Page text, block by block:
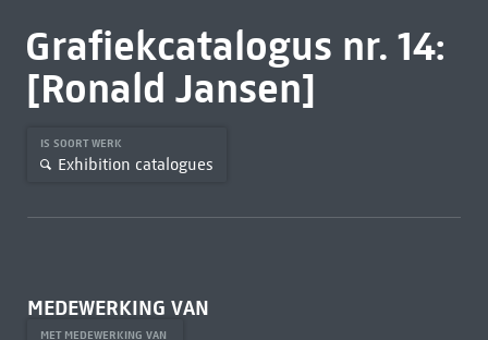
Grafiekcatalogus nr. 14:
[Ronald Jansen]
IS SOORT WERK
Exhibition catalogues
MEDEWERKING VAN
MET MEDEWERKING VAN